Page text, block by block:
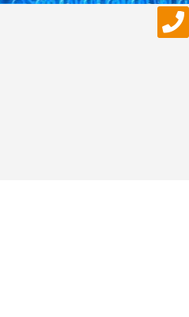
